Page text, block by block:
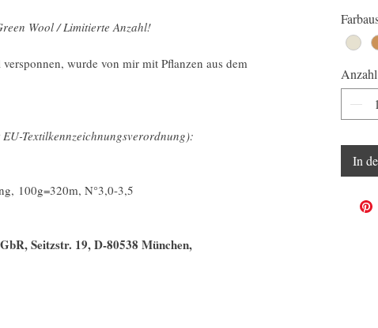
Wool / Limitierte Anzahl!
wurde von mir mit Pflanzen aus dem
Textilkennzeichnungsverordnung):
100g=320m, N°3,0-3,5
Seitzstr. 19, D-80538 München,
Anzahl
In